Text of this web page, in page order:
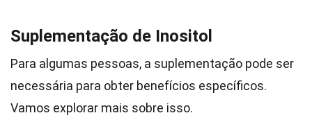
Suplementação de Inositol
Para algumas pessoas, a suplementação pode ser
necessária para obter benefícios específicos.
Vamos explorar mais sobre isso.